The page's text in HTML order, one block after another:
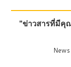
"ข่าวสารที่มีคุ